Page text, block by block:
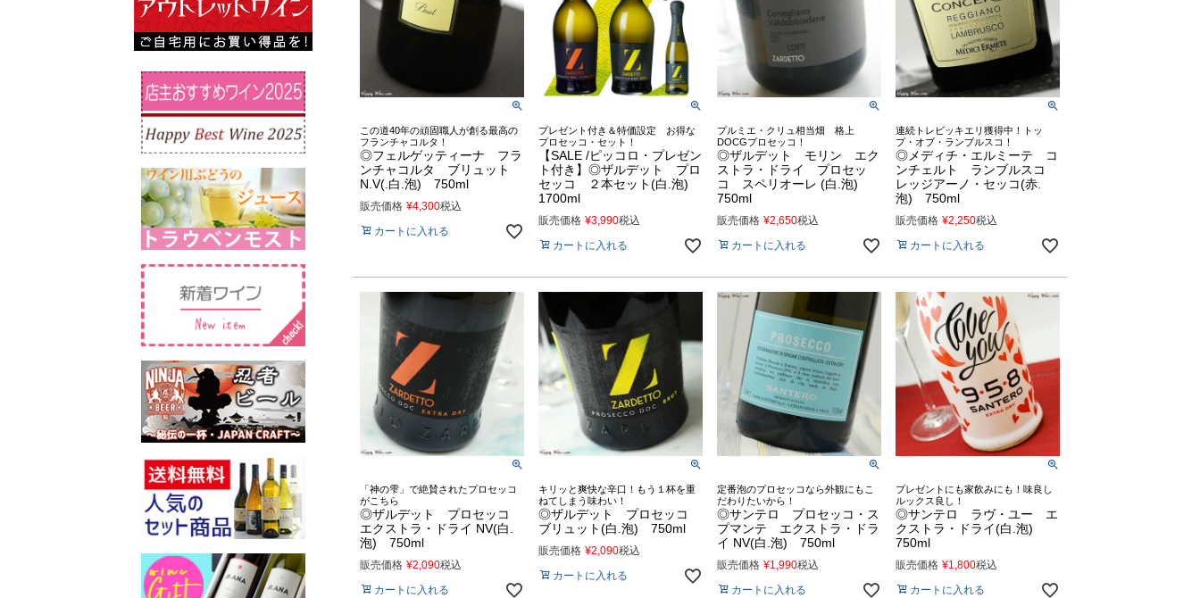
この道40年の頑固職人が創る最高の
フランチャコルタ！
◎フェルゲッティーナ フラ
ンチャコルタ ブリュット
N.V(.白.泡) 750ml
販売価格 ¥4,300税込
カートに入れる
プレゼント付き＆特価設定 お得な
プロセッコ・セット！
【SALE /ピッコロ・プレゼン
ト付き】◎ザルデット プロ
セッコ ２本セット(白.泡)
1700ml
販売価格 ¥3,990税込
カートに入れる
プルミエ・クリュ相当畑 格上
DOCGプロセッコ！
◎ザルデット モリン エク
ストラ・ドライ プロセッ
コ スペリオーレ (白.泡)
750ml
販売価格 ¥2,650税込
カートに入れる
連続トレビッキエリ獲得中！トッ
プ・オブ・ランブルスコ！
◎メディチ・エルミーテ コ
ンチェルト ランブルスコ
レッジアーノ・セッコ(赤.
泡) 750ml
販売価格 ¥2,250税込
カートに入れる
「神の雫」で絶賛されたプロセッコ
がこちら
◎ザルデット プロセッコ
エクストラ・ドライ NV(白.
泡) 750ml
販売価格 ¥2,090税込
カートに入れる
キリッと爽快な辛口！もう１杯を重
ねてしまう味わい！
◎ザルデット プロセッコ
ブリュット(白.泡) 750ml
販売価格 ¥2,090税込
カートに入れる
定番泡のプロセッコなら外観にもこ
だわりたいから！
◎サンテロ プロセッコ・ス
プマンテ エクストラ・ドラ
イ NV(白.泡) 750ml
販売価格 ¥1,990税込
カートに入れる
プレゼントにも家飲みにも！味良し
ルックス良し！
◎サンテロ ラヴ・ユー エ
クストラ・ドライ(白.泡)
750ml
販売価格 ¥1,800税込
カートに入れる